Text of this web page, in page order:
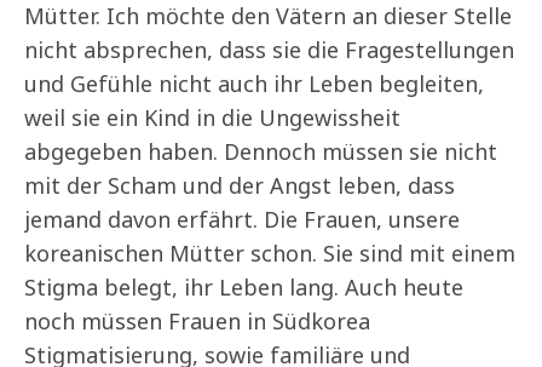
Mütter. Ich möchte den Vätern an dieser Stelle
nicht absprechen, dass sie die Fragestellungen
und Gefühle nicht auch ihr Leben begleiten,
weil sie ein Kind in die Ungewissheit
abgegeben haben. Dennoch müssen sie nicht
mit der Scham und der Angst leben, dass
jemand davon erfährt. Die Frauen, unsere
koreanischen Mütter schon. Sie sind mit einem
Stigma belegt, ihr Leben lang. Auch heute
noch müssen Frauen in Südkorea
Stigmatisierung, sowie familiäre und